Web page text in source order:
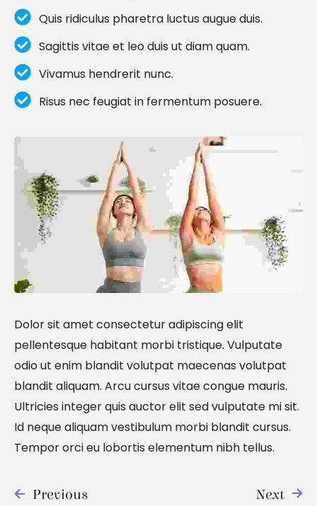
Quis ridiculus pharetra luctus augue duis.
Sagittis vitae et leo duis ut diam quam.
Vivamus hendrerit nunc.
Risus nec feugiat in fermentum posuere.
Dolor sit amet consectetur adipiscing elit
pellentesque habitant morbi tristique. Vulputate
odio ut enim blandit volutpat maecenas volutpat
blandit aliquam. Arcu cursus vitae congue mauris.
Ultricies integer quis auctor elit sed vulputate mi sit.
Id neque aliquam vestibulum morbi blandit cursus.
Tempor orci eu lobortis elementum nibh tellus.
Previous Next